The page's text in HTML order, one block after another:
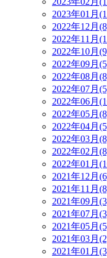
2023年01月
2022年12月
2022年11月
2022年10月
2022年09月
2022年08月
2022年07月
2022年06月
2022年05月
2022年04月
2022年03月
2022年02月
2022年01月
2021年12月
2021年11月
2021年09月
2021年07月
2021年05月
2021年03月
2021年01月